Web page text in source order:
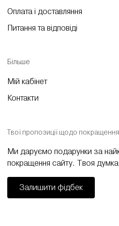
Оплата і доставляння
Питання та відповіді
Більше
Мій кабінет
Контакти
Твої пропозиції щодо
Ми даруємо подарунки за
покращення сайту. Твоя
Залишити фідбек